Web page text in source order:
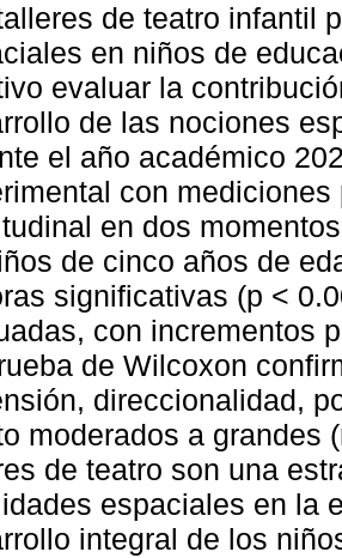
de teatro infantil
en niños de
evaluar la
de las nociones
el año académico
con
en dos
de cinco años de
significativas (p <
con incrementos
de Wilcoxon
direccionalidad,
moderados a grandes
de teatro son una
espaciales en la
integral de los